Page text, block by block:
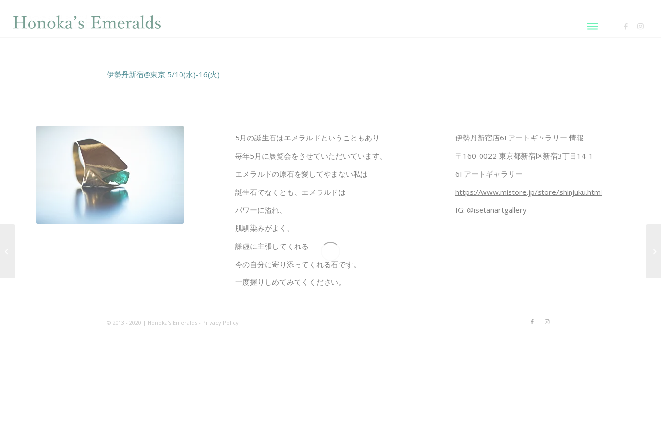
伊勢丹新宿@東京 5/10(水)-16(火)
5月の誕生石はエメラルドということもあり
毎年5月に展覧会をさせていただいています。
エメラルドの原石を愛してやまない私は
誕生石でなくとも、エメラルドは
パワーに溢れ、
肌馴染みがよく、
謙虚に主張してくれる
今の自分に寄り添ってくれる石です。
一度握りしめてみてくください。
伊勢丹新宿店6Fアートギャラリー 情報
〒160-0022 東京都新宿区新宿3丁目14-1
6Fアートギャラリー
https://www.mistore.jp/store/shinjuku.html
IG: @isetanartgallery
© 2013 - 2020 | Honoka's Emeralds - Privacy Policy